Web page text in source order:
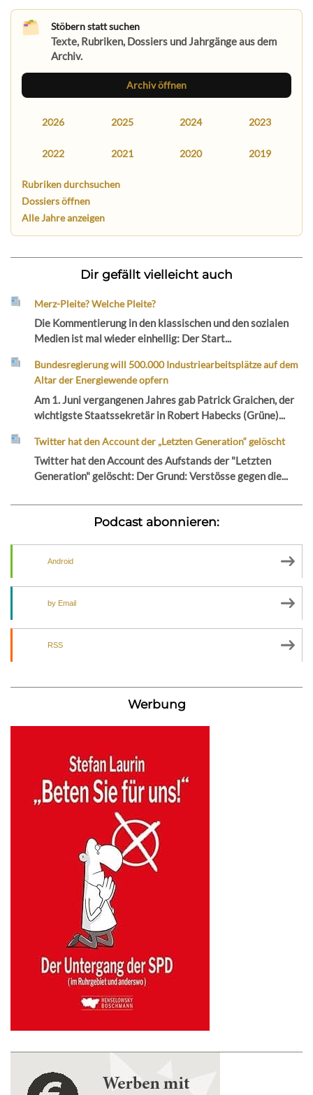
Stöbern statt suchen
Texte, Rubriken, Dossiers und Jahrgänge aus dem
Archiv.
Archiv öffnen
2026 2025 2024 2023
2022 2021 2020 2019
Rubriken durchsuchen
Dossiers öffnen
Alle Jahre anzeigen
Dir gefällt vielleicht auch
Merz-Pleite? Welche Pleite?
Die Kommentierung in den klassischen und den sozialen
Medien ist mal wieder einhellig: Der Start...
Bundesregierung will 500.000 Industriearbeitsplätze auf dem
Altar der Energiewende opfern
Am 1. Juni vergangenen Jahres gab Patrick Graichen, der
wichtigste Staatssekretär in Robert Habecks (Grüne)...
Twitter hat den Account der „Letzten Generation“ gelöscht
Twitter hat den Account des Aufstands der "Letzten
Generation" gelöscht: Der Grund: Verstösse gegen die...
Podcast abonnieren:
Android
by Email
RSS
Werbung